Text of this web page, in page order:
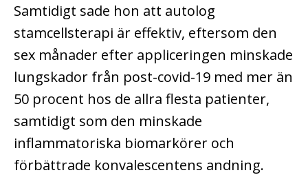
Samtidigt sade hon att autolog
stamcellsterapi är effektiv, eftersom den
sex månader efter appliceringen minskade
lungskador från post-covid-19 med mer än
50 procent hos de allra flesta patienter,
samtidigt som den minskade
inflammatoriska biomarkörer och
förbättrade konvalescentens andning.